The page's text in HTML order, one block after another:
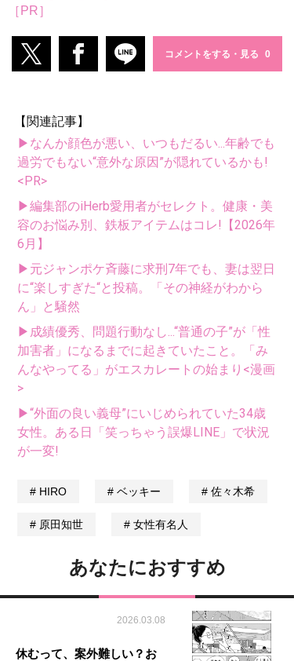
［PR］
コメントをする・見る
【関連記事】
▶なんか顔色が悪い、いつもだるい...年齢でも
過労でもない“意外な原因”が隠れているかも!
<PR>
▶編集部のiHerb愛用者がセレクト。健康・美
容のお悩み別、鉄板アイテムはコレ!【2026年
6月】
▶元ジャンポケ斉藤に求刑7年でも、妻は翌日
に“楽しすぎた“と投稿。「その神経がわから
ん」と騒然
▶成績優秀、問題行動なし...“普通の子”が「性
加害者」になるまでに起きていたこと。「み
んなやってる」がエスカレートの始まり<漫画
>
▶“外面の良い義母”にいじめられていた34歳
女性。ある日「笑っちゃう誤爆LINE」で状況
が一変!
HIRO ベッキー 佐々木希
原田知世 女性有名人
あなたにおすすめ
2026.03.08
休むって、案外難しい？お